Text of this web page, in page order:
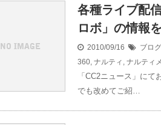
各種ライブ配
ロボ」の情報
2010/09/16 ブログ
360, ナルティ , ナルティ
「CC2ニュース」に
でも改めてご紹…